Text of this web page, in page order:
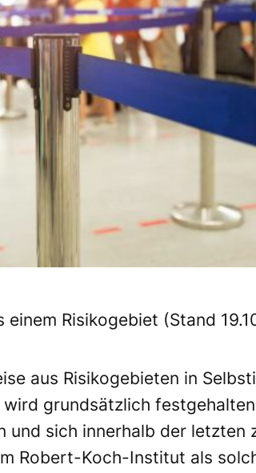
einem Risikogebiet (Stand
aus Risikogebieten in
grundsätzlich
und sich innerhalb der letzten
Robert-Koch-Institut als